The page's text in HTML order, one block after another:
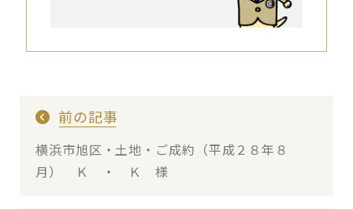
前の記事
横浜市旭区・土地・ご成約（平成２８年８
月） Ｋ ・ Ｋ 様